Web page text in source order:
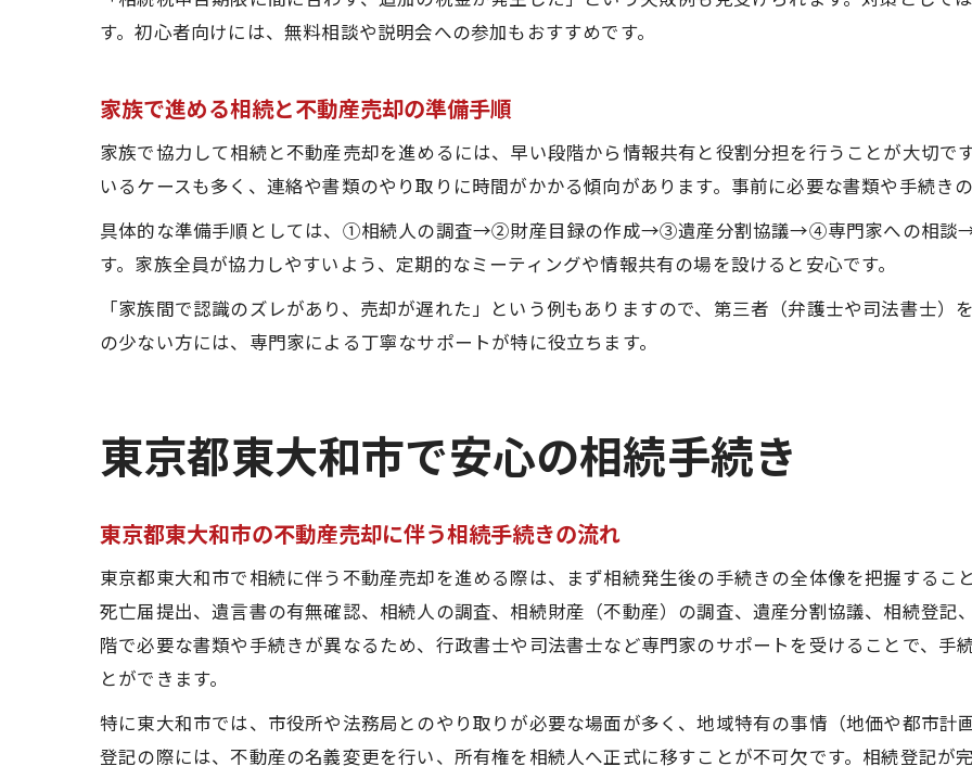
す。初心者向けには、無料相談や説明会への参加もおすすめです。
家族で進める相続と不動産売却の準備手順
家族で協力して相続と不動産売却を進めるには、早い段階から情報共有と役割分担を行うことが大切で
いるケースも多く、連絡や書類のやり取りに時間がかかる傾向があります。事前に必要な書類や手続き
具体的な準備手順としては、①相続人の調査→②財産目録の作成→③遺産分割協議→④専門家への相談
す。家族全員が協力しやすいよう、定期的なミーティングや情報共有の場を設けると安心です。
「家族間で認識のズレがあり、売却が遅れた」という例もありますので、第三者（弁護士や司法書士
の少ない方には、専門家による丁寧なサポートが特に役立ちます。
東京都東大和市で安心の相続手続き
東京都東大和市の不動産売却に伴う相続手続きの流れ
東京都東大和市で相続に伴う不動産売却を進める際は、まず相続発生後の手続きの全体像を把握するこ
死亡届提出、遺言書の有無確認、相続人の調査、相続財産（不動産）の調査、遺産分割協議、相続登記
階で必要な書類や手続きが異なるため、行政書士や司法書士など専門家のサポートを受けることで、手
とができます。
特に東大和市では、市役所や法務局とのやり取りが必要な場面が多く、地域特有の事情（地価や都市計
登記の際には、不動産の名義変更を行い、所有権を相続人へ正式に移すことが不可欠です。相続登記が